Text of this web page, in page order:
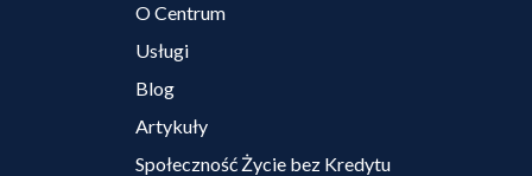
O Centrum
Usługi
Blog
Artykuły
Społeczność Życie bez Kredytu